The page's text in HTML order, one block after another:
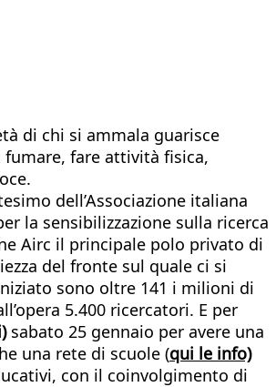
di chi si ammala guarisce
fare attività fisica,
dell’Associazione italiana
la sensibilizzazione sulla ricerca
Airc il principale polo privato di
del fronte sul quale ci si
sono oltre 141 i milioni di
5.400 ricercatori. E per
sabato 25 gennaio per avere una
una rete di scuole (qui le info)
con il coinvolgimento di